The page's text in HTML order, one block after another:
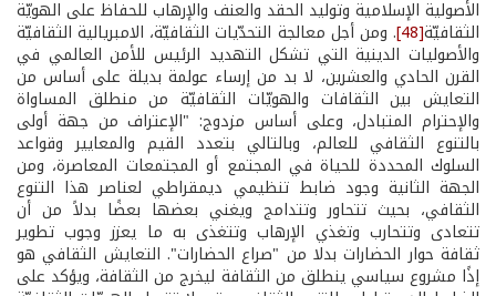
الأصولية الإسلامية وتوليد الحقد والعنف والإرهاب للحفاظ على الهويّة
الثقافيّة[48] . ومن أجل معالجة التحدّيات الثقافيّة، الامبريالية الثقافيّة
والأصوليات الدينية التي تشكل التهديد الرئيس للأمن العالمي في
القرن الحادي والعشرين، لا بد من إرساء عولمة بديلة على أساس من
التعايش بين الثقافات والهويّات الثقافيّة من منطلق المساواة
والإحترام المتبادل، وعلى أساس مزدوج: "الإعتراف من جهة أولى
بالتنوع الثقافي للعالم، وبالتالي بتعدد القيم والمعايير وقواعد
السلوك المحددة للحياة في المجتمع أو المجتمعات المعاصرة، ومن
الجهة الثانية وجود ضابط تنظيمي ديمقراطي لعناصر هذا التنوع
الثقافي، بحيث تتحاور وتتدامج ويغني بعضها بعضًا بدلاً من أن
تتعادى وتتحارب وتغذي الإرهاب وتتغذى به ما يعزز وجوب تطوير
ثقافة حوار الحضارات بدلا من "صراع الحضارات". التعايش الثقافي هو
إذًا مشروع سياسي ينطلق من الثقافة ليخرج من الثقافة، ويؤكد على